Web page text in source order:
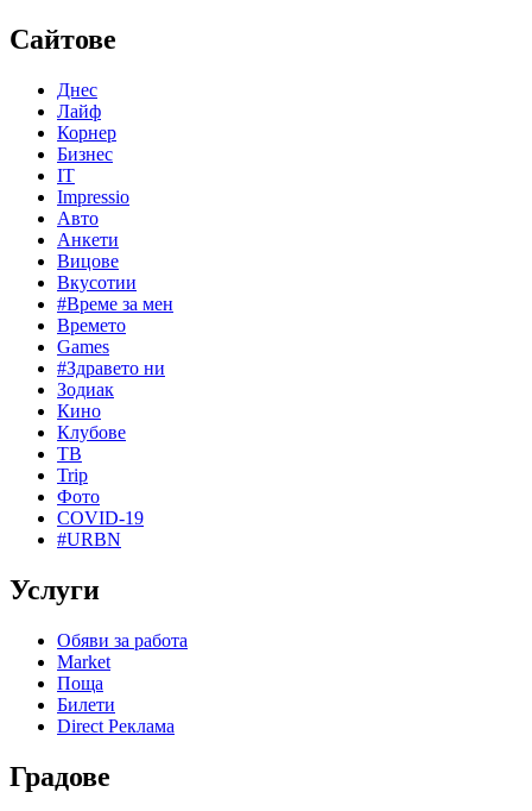
Сайтове
Днес
Лайф
Корнер
Бизнес
IT
Impressio
Авто
Анкети
Вицове
Вкусотии
#Време за мен
Времето
Games
#Здравето ни
Зодиак
Кино
Клубове
ТВ
Trip
Фото
COVID-19
#URBN
Услуги
Обяви за работа
Market
Поща
Билети
Direct Реклама
Градове